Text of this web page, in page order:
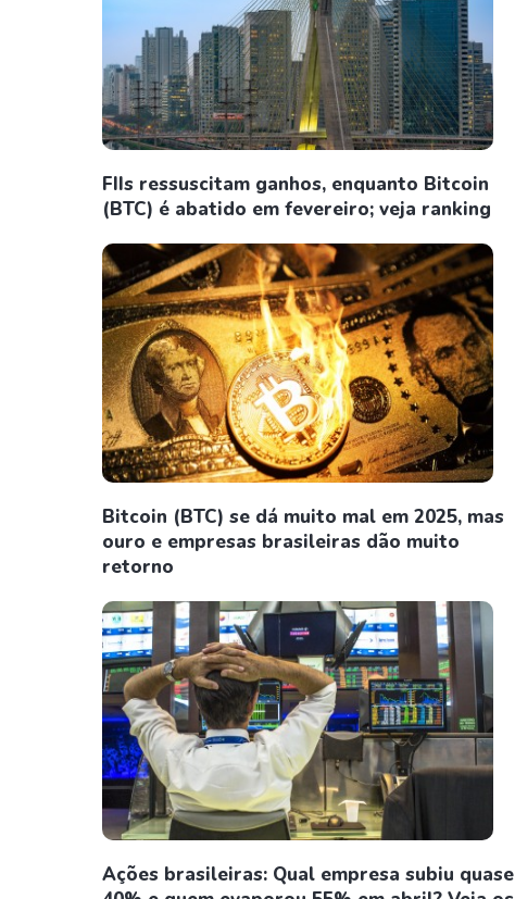
FIIs ressuscitam ganhos, enquanto Bitcoin
(BTC) é abatido em fevereiro; veja ranking
Bitcoin (BTC) se dá muito mal em 2025, mas
ouro e empresas brasileiras dão muito
retorno
Ações brasileiras: Qual empresa subiu quase